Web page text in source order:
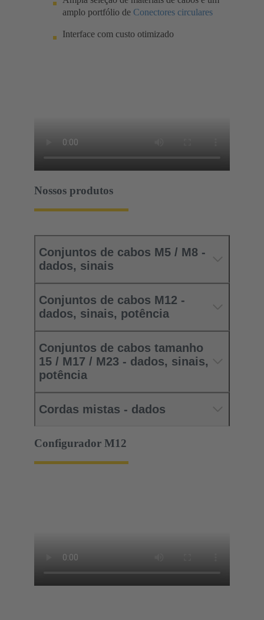
amplo portfólio de Conectores circulares
Interface com custo otimizado
Nossos produtos
Conjuntos de cabos M5 / M8 -
dados, sinais
Conjuntos de cabos M12 -
dados, sinais, potência
Conjuntos de cabos tamanho
15 / M17 / M23 - dados, sinais,
potência
Cordas mistas - dados
Configurador M12